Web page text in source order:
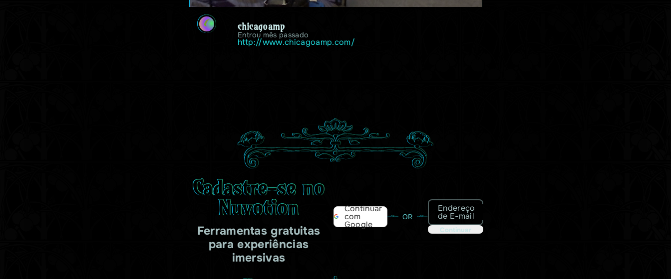
C chicagoamp
Entrou mês passado
http://www.chicagoamp.com/
Cadastre-se no
Nuvotion
Ferramentas gratuitas
para experiências
imersivas
Continuar
com
Google
OR
Endereço
de E-mail
Continuar